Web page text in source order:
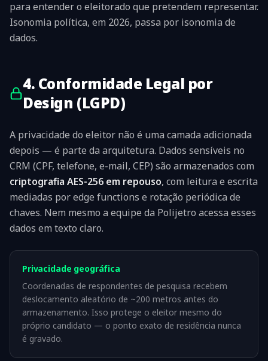
para entender o eleitorado que pretendem representar.
Isonomia política, em 2026, passa por isonomia de
dados.
4. Conformidade Legal por
Design (LGPD)
A privacidade do eleitor não é uma camada adicionada
depois — é parte da arquitetura. Dados sensíveis no
CRM (CPF, telefone, e-mail, CEP) são armazenados com
criptografia AES-256 em repouso, com leitura e escrita
mediadas por edge functions e rotação periódica de
chaves. Nem mesmo a equipe da Polijetro acessa esses
dados em texto claro.
Privacidade geográfica
Coordenadas de respondentes de pesquisa recebem
deslocamento aleatório de ~200 metros antes do
armazenamento. Isso protege o eleitor mesmo do
próprio candidato — o ponto exato de residência nunca
é gravado.